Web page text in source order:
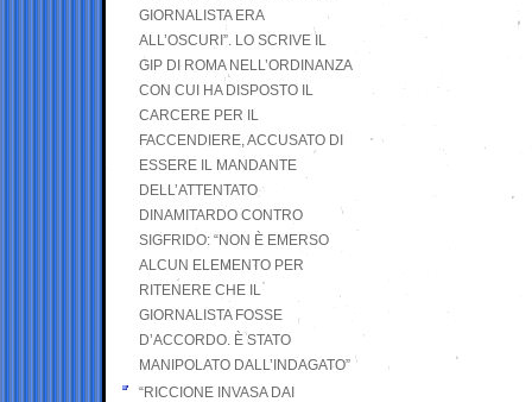
GIORNALISTA ERA
ALL’OSCURI”. LO SCRIVE IL
GIP DI ROMA NELL’ORDINANZA
CON CUI HA DISPOSTO IL
CARCERE PER IL
FACCENDIERE, ACCUSATO DI
ESSERE IL MANDANTE
DELL’ATTENTATO
DINAMITARDO CONTRO
SIGFRIDO: “NON È EMERSO
ALCUN ELEMENTO PER
RITENERE CHE IL
GIORNALISTA FOSSE
D’ACCORDO. È STATO
MANIPOLATO DALL’INDAGATO”
“RICCIONE INVASA DAI